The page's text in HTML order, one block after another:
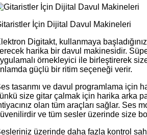
İçin Dijital Davul Makineleri
Digitakt, kullanmaya
harika bir davul makinesidir. Süper
örnekleyici ile birleştirerek
güçlü bir ritim seçeneği verir.
tasarımı ve davul programlama için
size gitar çalmak için harika arka
olan tüm araçları sağlar. Ses
ve tüm sesler üzerinde size
üzerinde daha fazla kontrol